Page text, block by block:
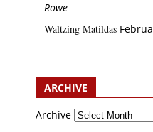
Rowe
Waltzing Matildas
ARCHIVE
Archive